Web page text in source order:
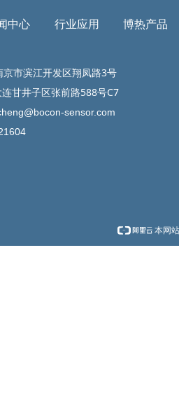
中心 行业应用 博热产品
市滨江开发区翔凤路3号
子区张前路588号C7
sensor.com
本网